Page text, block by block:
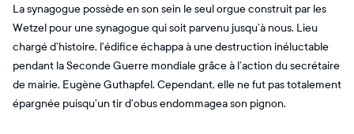
La synagogue possède en son sein le seul orgue construit par les
Wetzel pour une synagogue qui soit parvenu jusqu’à nous. Lieu
chargé d’histoire, l’édifice échappa à une destruction inéluctable
pendant la Seconde Guerre mondiale grâce à l’action du secrétaire
de mairie, Eugène Guthapfel. Cependant, elle ne fut pas totalement
épargnée puisqu’un tir d’obus endommagea son pignon.